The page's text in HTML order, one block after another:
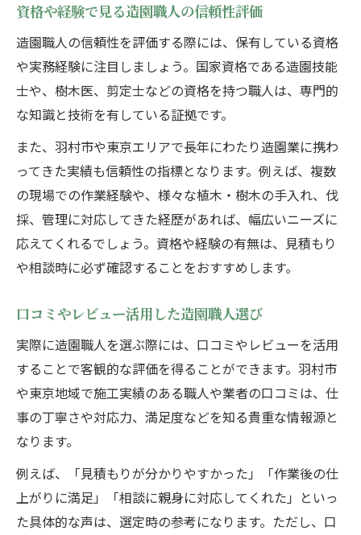
資格や経験で見る造園職人の信頼性評価
造園職人の信頼性を評価する際には、保有している資格
や実務経験に注目しましょう。国家資格である造園技能
士や、樹木医、剪定士などの資格を持つ職人は、専門的
な知識と技術を有している証拠です。
また、羽村市や東京エリアで長年にわたり造園業に携わ
ってきた実績も信頼性の指標となります。例えば、複数
の現場での作業経験や、様々な植木・樹木の手入れ、伐
採、管理に対応してきた経歴があれば、幅広いニーズに
応えてくれるでしょう。資格や経験の有無は、見積もり
や相談時に必ず確認することをおすすめします。
口コミやレビュー活用した造園職人選び
実際に造園職人を選ぶ際には、口コミやレビューを活用
することで客観的な評価を得ることができます。羽村市
や東京地域で施工実績のある職人や業者の口コミは、仕
事の丁寧さや対応力、満足度などを知る貴重な情報源と
なります。
例えば、「見積もりが分かりやすかった」「作業後の仕
上がりに満足」「相談に親身に対応してくれた」といっ
た具体的な声は、選定時の参考になります。ただし、口